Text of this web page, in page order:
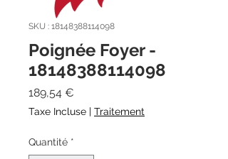
SKU : 18148388114098
Poignée Foyer -
18148388114098
189,54 €
Taxe Incluse | Traitement
Quantité *